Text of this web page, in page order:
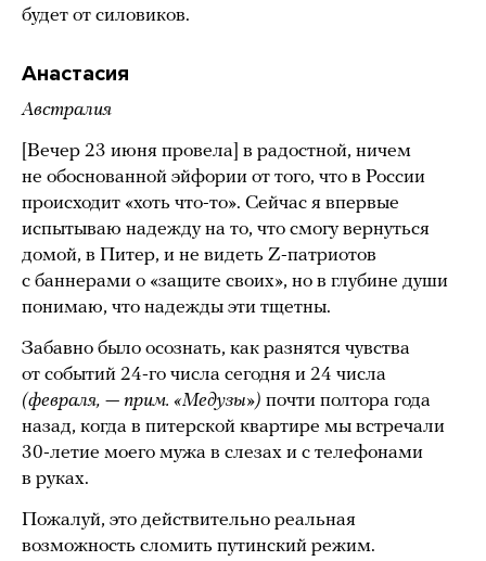
будет от силовиков.
Анастасия
Австралия
[Вечер 23 июня провела] в радостной, ничем
не обоснованной эйфории от того, что в России
происходит «хоть что-то». Сейчас я впервые
испытываю надежду на то, что смогу вернуться
домой, в Питер, и не видеть Z-патриотов
с баннерами о «защите своих», но в глубине души
понимаю, что надежды эти тщетны.
Забавно было осознать, как разнятся чувства
от событий 24-го числа сегодня и 24 числа
(февраля, — прим. «Медузы») почти полтора года
назад, когда в питерской квартире мы встречали
30-летие моего мужа в слезах и с телефонами
в руках.
Пожалуй, это действительно реальная
возможность сломить путинский режим.